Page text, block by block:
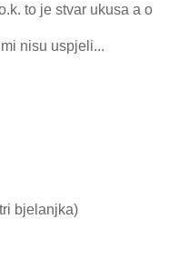
to je stvar ukusa a o
nisu uspjeli...
bjelanjka)